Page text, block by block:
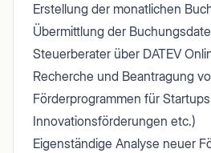
Erstellung der monatlichen
Übermittlung der
Steuerberater über DATEV
Recherche und Beantragung
Förderprogrammen für
Innovationsförderungen etc.)
Eigenständige Analyse neuer